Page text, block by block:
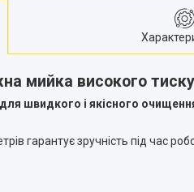
мийка високого
швидкого і якісного
гарантує зручність під час